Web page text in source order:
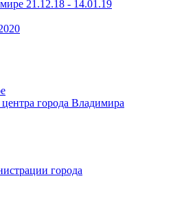
21.12.18 - 14.01.19
города Владимира
города